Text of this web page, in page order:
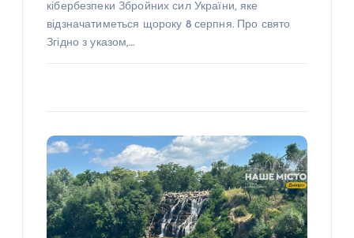
кібербезпеки Збройних сил України, яке
відзначатиметься щороку 8 серпня. Про свято
Згідно з указом,…